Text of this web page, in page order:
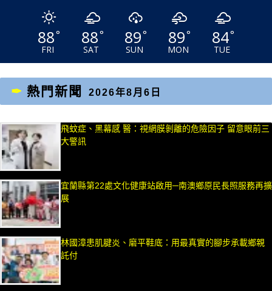
88°
FRI
88°
SAT
89°
SUN
89°
MON
84°
TUE
熱門新聞 2026年8月6日
飛蚊症、黑幕感 醫：視網膜剝離的危險因子 留意眼前三
大警訊
宜蘭縣第22處文化健康站啟用─南澳鄉原民長照服務再擴
展
林國漳患肌腱炎、磨平鞋底：用最真實的腳步承載鄉親
託付